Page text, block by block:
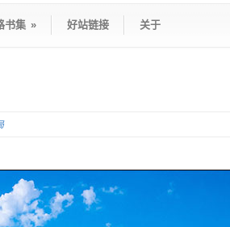
书集 » 好站链接 关于